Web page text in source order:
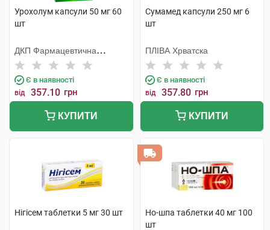
Урохолум капсули 50 мг 60
шт
ДКП Фармацевтична
фабрика
Є в наявності
від 357.10 грн
КУПИТИ
Сумамед капсули 250 мг 6
шт
ПЛІВА Хрватска
Є в наявності
від 357.80 грн
КУПИТИ
Нігісем таблетки 5 мг 30 шт
Но-шпа таблетки 40 мг 100
шт